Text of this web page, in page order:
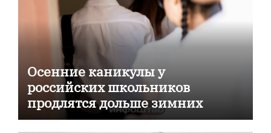
Осенние каникулы у
российских школьников
продлятся дольше зимних